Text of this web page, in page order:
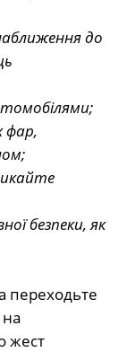
до
фар,
безпеки, як
переходьте
жест